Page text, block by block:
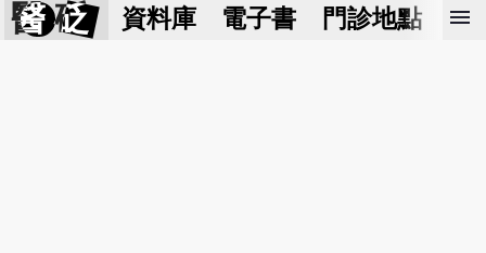
醫 砭 資料庫 電子書 門診地點 預
menu